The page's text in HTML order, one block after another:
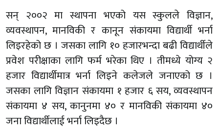
सन् २००२ मा स्थापना भएको यस स्कुलले विज्ञान,
व्यवस्थापन, मानविकी र कानून संकायमा विद्यार्थी भर्ना
लिइरहेको छ । जसका लागि १० हजारभन्दा बढी विद्यार्थीले
प्रवेश परीक्षाका लागि फर्म भरेका थिए । तीमध्ये योग्य २
हजार विद्यार्थीमात्र भर्ना लिइने कलेजले जनाएको छ ।
जसका लागि विज्ञान संकायमा १ हजार ६ सय, व्यवस्थापन
संकायमा ४ सय, कानुनमा ४० र मानविकी संकायमा ४०
जना विद्यार्थीलाई भर्ना लिइदैछ ।